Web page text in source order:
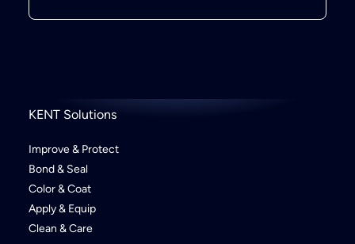
KENT Solutions
Improve & Protect
Bond & Seal
Color & Coat
Apply & Equip
Clean & Care